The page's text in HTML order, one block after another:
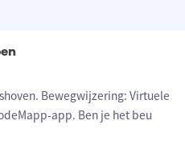
Bewegwijzering: Virtuele
app. Ben je het beu